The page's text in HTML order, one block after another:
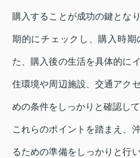
購入することが成功の鍵とな
期的にチェックし、購入時期
た、購入後の生活を具体的に
住環境や周辺施設、交通アク
めの条件をしっかりと確認して
これらのポイントを踏まえ、
るための準備をしっかりと行